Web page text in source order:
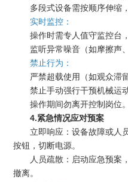
多段式设备需按顺序伸缩，
实时监控：
操作时需专人值守监控台，
监听异常噪音（如摩擦声、
禁止行为：
严禁超载使用（如观众滞留
禁止手动强行干预机械运动
操作期间勿离开控制岗位。
4.紧急情况应对预案
立即响应：设备故障或人员
按钮，切断电源。
人员疏散：启动应急预案，
撤离。